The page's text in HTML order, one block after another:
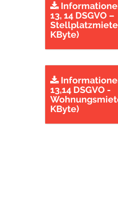
13, 14 DSGVO –
KByte)
13,14 DSGVO -
KByte)